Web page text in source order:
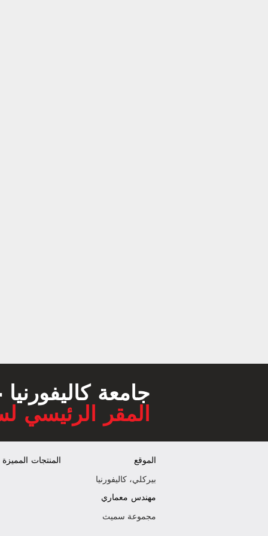
جامعة
المقر الرئيسي
المنتجات المميزة
الموقع
بيركلي، كاليفورنيا
مهندس معماري
مجموعة سميث